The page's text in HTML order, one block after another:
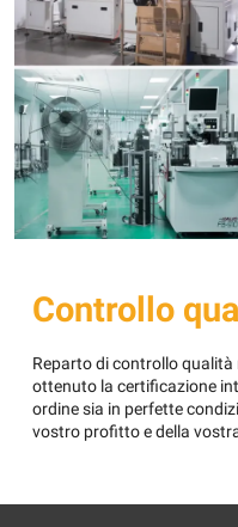
Controllo
Reparto di controllo
ottenuto la certificazione
ordine sia in perfette
vostro profitto e della